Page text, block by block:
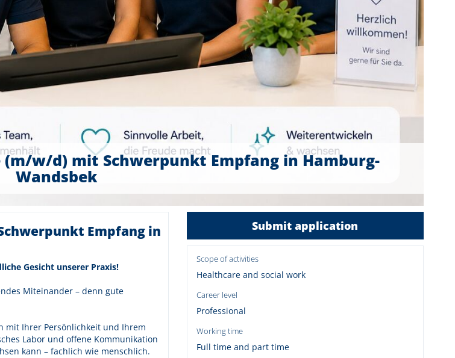
w/d) mit Schwerpunkt Empfang in Hamburg-
Wandsbek
Empfang in
Gesicht unserer Praxis!
Miteinander – denn gute
mit Ihrer Persönlichkeit und Ihrem
Labor und offene Kommunikation
kann – fachlich wie menschlich.
Submit application
Scope of activities
Healthcare and social work
Career level
Professional
Working time
Full time and part time